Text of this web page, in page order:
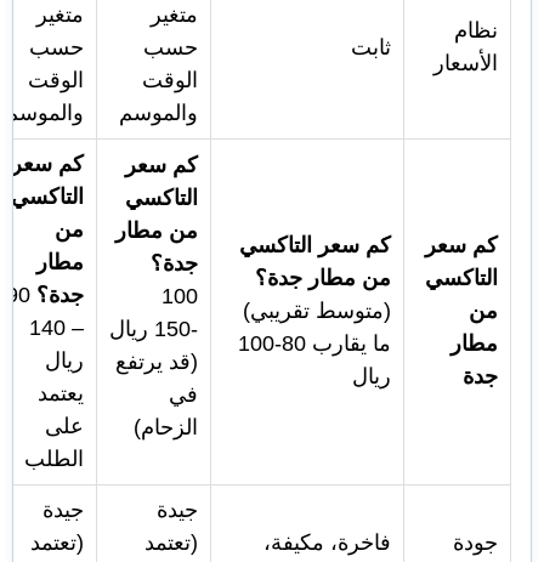
نظام
الأسعار
ثابت
متغير
حسب
الوقت
والموسم
متغير
حسب
الوقت
والموسم
كم سعر
التاكسي
من
مطار
جدة
كم سعر التاكسي
من مطار جدة؟
(متوسط تقريبي)
ما يقارب 80-100
ريال
كم سعر
التاكسي
من مطار
جدة؟
100
-150 ريال
(قد يرتفع
في
الزحام)
كم سعر
التاكسي
من
مطار
جدة؟ 90
– 140
ريال
يعتمد
على
الطلب
جودة
فاخرة، مكيفة،
جيدة
(تعتمد
جيدة
(تعتمد